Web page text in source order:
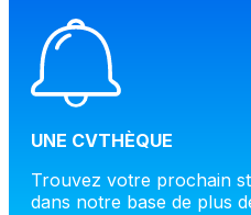
UNE CVTHÈQUE
Trouvez votre prochain
dans notre base de plus